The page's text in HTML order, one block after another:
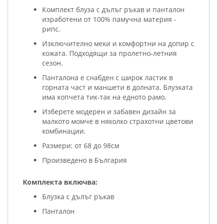
Комплект блуза с дълъг ръкав и панталон
изработени от 100% памучна материя -
рипс.
Изключително меки и комфортни на допир с
кожата. Подходящи за пролетно-летния
сезон.
Панталона е снабден с широк ластик в
горната част и маншети в долната. Блузката
има копчета тик-так на едното рамо.
Изберете модерен и забавен дизайн за
малкото момче в няколко страхотни цветови
комбинации.
Размери: от 68 до 98см
Произведено в България
Комплекта включва:
Блузка с дълъг ръкав
Панталон